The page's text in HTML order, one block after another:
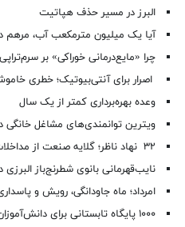
البرز در مسیر حذف هپاتیت
آیا یک میلیون مترمکعب آب، مرهم
چرا «مایع‌درمانی خوراکی» بر
اصرار برای آنتی‌بیوتیک؛ خطری
وعده بهره‌برداری کمتر از یک سال
ویترین توانمندی‌های مشاغل خانگی
۳۲ نهاد ناظر؛ گلایه صنعت از مداخلات دولتی
نایب‌قهرمانی بانوی شطرنج‌باز البرزی
امرداد؛ ماه جاودانگی، رویش و
۱۰۰۰ پایگاه تابستانی برای دانش‌آموزان البرزی راه اندازی شد